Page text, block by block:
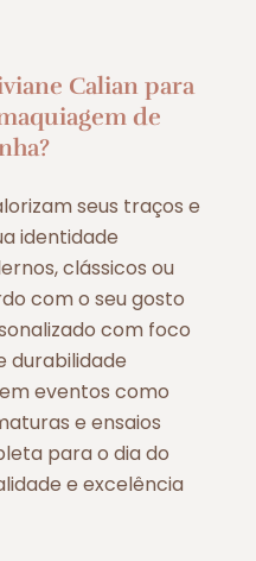
Calian para
de
seus traços e
identidade
clássicos ou
com o seu gosto
com foco
durabilidade
eventos como
e ensaios
para o dia do
e excelência